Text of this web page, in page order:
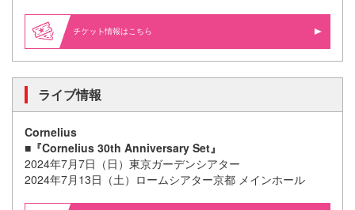
情報はこちら
ライブ情報
Cornelius
■ 『Cornelius 30th Anniversary Set』
2024年7月7日（日）東京ガーデンシアター
2024年7月13日（土）ロームシアター京都 メインホール